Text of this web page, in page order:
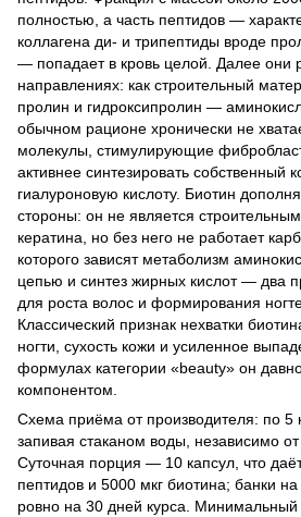
полностью, а часть пептидов —
коллагена ди- и трипептиды вроде
— попадает в кровь целой. Далее они
направлениях: как строительный
пролин и гидроксипролин —
обычном рационе хронически не
молекулы, стимулирующие
активнее синтезировать собственный
гиалуроновую кислоту. Биотин
стороны: он не является
кератина, но без него не работает
которого зависят метаболизм
цепью и синтез жирных кислот — два
для роста волос и формирования
Классический признак нехватки
ногти, сухость кожи и усиленное
формулах категории «beauty» он
компонентом.
Схема приёма от производителя: по 5
запивая стаканом воды, независимо
Суточная порция — 10 капсул, что
пептидов и 5000 мкг биотина; банки на
ровно на 30 дней курса.